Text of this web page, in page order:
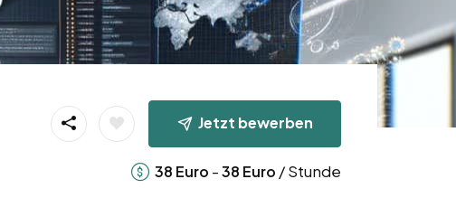
Jetzt bewerben
38 Euro -38 Euro / Stunde